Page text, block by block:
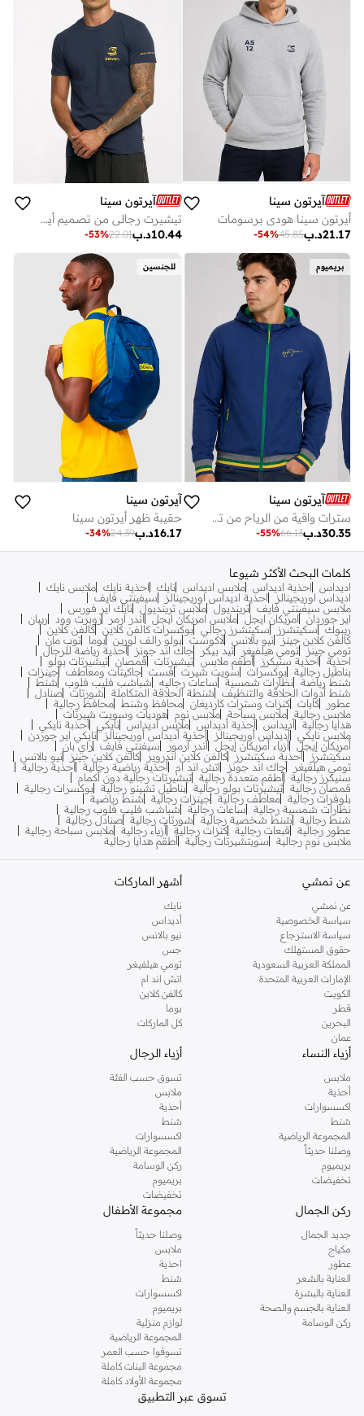
آيرتون سينا
أيرتون سينا هودي برسومات
د.ب21.17
45.85
-54%
آيرتون سينا
تيشيرت رجالي من تصميم أيرتون سينا، إصدار الإرث، مزود بجيب
د.ب10.44
22.01
-53%
بريميوم
آيرتون سينا
سترات واقية من الرياح من تصميم أيرتون سينا
د.ب30.35
66.13
-55%
للجنسين
آيرتون سينا
حقيبة ظهر أيرتون سينا
د.ب16.17
24.39
-34%
كلمات البحث الأكثر شيوعا
اديداس احذية اديداس ملابس اديداس نايك احذية نايك ملابس نايك
اديداس اوريجينالز
احذية اديداس اوريجينالز
سيفينتي فايف
ملابس سيفينتي فايف ترينديول ملابس ترينديول نايك اير فورس
اير جوردان
امريكان ايجل ملابس امريكان ايجل اندر ارمر روبرت وود
ريبان
ريبوك
سكيتشرز سكيتشرز رجالي بوكسرات كالفن كلاين كالفن كلاين
كالفن كلاين جينز نيو بالانس لاكوست بولو رالف لورين بوما
توب مان
تومي جينز تومي هيلفيغر تيد بيكر جاك اند جونز
أحذية رياضة للرجال
احذية
احذية سنيكرز أطقم ملابس تيشيرتات قمصان تيشيرتات بولو
بناطيل رجالية بوكسرات سويت شيرت فست جاكيتات ومعاطف جينزات
شنط رياضة نظارات شمسية ساعات رجاليه شباشب فليب فلوب
شنط
شنط أدوات الحلاقة والتنظيف
شنطة الحلاقة المتكاملة شورتات صنادل
عطور
كابات كنزات وسترات كارديغان محافظ وشنط
محافظ رجالية
ملابس رجالية ملابس سباحة ملابس نوم
هوديات وسويت شيرتات
هدايا رجالية أديداس أحذية أديداس ملابس أديداس نايكي أحذبة نايكي
ملابس نايكي أديداس أوريجينالز أحذية أديداس أوريجينالز
نايكي اير جوردن
أمريكان إيجل أزياء أمريكان إيجل أندر آرمور سيفنتي فايف راي بان
سكيتشرز
أحذية سكيتشرز كالفن كلاين اندروير كالفن كلاين جينز
نيو بالانس
تومي هيلفيغر
جاك اند جونز اتش اند ام أحذية رياضية رجالية أحذية رجالية
سنيكرز رجالية أطقم متعددة رجالية تيشيرتات رجالية دون أكمام
قمصان رجالية تيشيرتات بولو رجالية بناطيل تشينو رجالية بوكسرات رجالية
بلوفرات رجالية معاطف رجالية جينزات رجالية
شنط رياضية
نظارات شمسية رجالية
ساعات رجالية
شباشب فليب فلوب رجالية
شنط رجالية
شنط شخصية رجالية شورتات رجالية صنادل رجالية
عطور رجالية
قبعات رجالية كنزات رجالية أزياء رجالية ملابس سباحة رجالية
ملابس نوم رجالية
سويتشيرتات رجالية أطقم هدايا رجالية
عن نمشي
عن نمشي
سياسة الخصوصية
سياسة الاسترجاع
حقوق المستهلك
المملكة العربية السعودية
الإمارات العربية المتحدة
الكويت
قطر
البحرين
عمان
أشهر الماركات
نايك
أديداس
نيو بالانس
جس
تومي هيلفيغر
اتش اند ام
كالفن كلاين
بوما
كل الماركات
أزياء النساء
ملابس
أحذية
اكسسوارات
شنط
المجموعة الرياضية
وصلنا حديثاً
بريميوم
تخفيضات
أزياء الرجال
تسوق حسب الفئة
ملابس
أحذية
شنط
اكسسوارات
المجموعة الرياضية
ركن الوسامة
بريميوم
تخفيضات
ركن الجمال
جديد الجمال
مكياج
عطور
العناية بالشعر
العناية بالبشرة
العناية بالجسم والصحة
ركن الوسامة
مجموعة الأطفال
وصلنا حديثاً
ملابس
احذية
شنط
اكسسوارات
بريميوم
لوازم منزلية
المجموعة الرياضية
تسوقوا حسب العمر
مجموعة البنات كاملة
مجموعة الأولاد كاملة
تسوق عبر التطبيق